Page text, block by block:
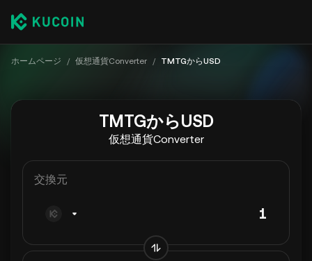
ホームページ / 仮想通貨Converter / TMTGからUSD
TMTGからUSD
仮想通貨Converter
交換元